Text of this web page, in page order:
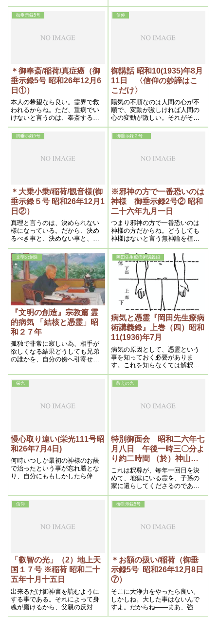
それをやめて呉れ。」と言ふの
である。私は謝罪し今後を誓約
したので、霊は喜んで感謝し去
となったのである。そうして昔
ている。祖霊がなにか知らせる
場合、よく狐が代わりになって
言う。そういう場合本当のこと
の性格である。しかしそれを一
く、変な話は狐と思えばいい。
御垂示録5号
＊御奉斎/稲荷/真症癌（御
垂示録5号 昭和26年12月6
日①）
本人の希望なら良い。霊界で救
われるからね。ただ、重病でい
けないと言うのは、奉斎すると
治ると言う、治る為に奉斎する
と言うのは、いけないんです。
今の場合は本人が、信仰に対す
救うと言う意味で、早くやった
信仰
御講話 昭和10(1935)年8月
11日 〈信仰の妙諦はこ
こだけ〉
陽気の不順なのは人間の心が不
順で、変動が激しければ人間の
心の変動が激しい。それがそっ
くりそのまま天気に出る。人の
悪口を言ったり、悪いことを言
ったりすると霊界が曇る。ある
らぬ一つの法則ができている。
れる。もしそれが浄化されなか
ったら、ある程度まで人間は弱
る。従って人類は栄えない。衰
亡する
御垂示録5号
＊大乗小乗/稲荷/観音様(御
垂示録５号 昭和26年12月1
日②）
真理と言うのは、決められない
様になっている。だから、決め
るべき事と、決めない事と、区
別しなければならない。決める
事も、永遠に決める、時間的に
決める、刹那的に決める――と
ね。
御垂示録２号
※邪神の方で一番恐いのは
神様 御垂示録2号② 昭和
二十六年九月一日
つまり邪神の方で一番恐いのは
神様の方だからね。どうしても
神様はないと言う無神論を植え
付けるのが一番の目的なんで
す。そこで、無神論と言うもの
を人類に――一生懸命に植え付
ける為に二千年もかかつている
んです。つまり物質ですね。病
気を治せると言う処を見せ様と
思つたんです
文明の創造
『文明の創造』宗教篇 霊
的病気 「結核と憑霊」昭
和２７年
孤独で非常に寂しい為、相手が
欲しくなる結果どうしても兄弟
の誰かを、自分の傍へ引寄せよ
自分と同様結核となって死ぬの
は分っているから、そうするの
がある。それは祀り方が悪いと
された者は。勿論結核と同様に
なる
岡田先生療病術講義録
病気と憑霊『岡田先生療病
術講義録』上巻（四）昭和
11(1936)年7月
病気の原因として、憑霊という
事を知っておく必要がありま
す。これを知らなくては解釈の
つかぬ事が沢山出来て来ます。
多くの場合、憑霊的病原は軽視
出来ないものがあります。しか
覚」を持たなくてはならな
栄光
慢心取り違い(栄光111号昭
和26年7月4日)
何時いつしか最初の神様のお蔭
で治ったという事が忘れ勝とな
り、自分にももしかしたら偉い
であって、この時が最も危険期
であるから、大いに警戒しなけ
方が逆になるからである、なぜ
かと言えば、私が常に注意する
間力であるから、人間力を抜く
程いい訳である、この理によっ
て慢心するとどうも人間力が加
わりたがる、何よりもそうなる
と浄霊の効き目が薄くなる
教えの光
特別御面会 昭和二六年七
月八日 午後一時三〇分よ
り約二時間 （於）神山
荘 上の間 ※その2
これは釈尊が、毎年一回日を決
めて、地獄にいる霊を、子孫の
家に還らしてくださるのであ
る。
信仰
「叡智の光」（2）地上天
国１７号 ※稲荷 昭和二十
五年十月十五日
出来るだけ御神書を読むように
する事である。それによって身
魂が磨けるから、父親の反対も
段々薄らぎ、再び信仰を取戻す
御垂示録5号
＊お額の扱い/稲荷（御垂
示録5号 昭和26年12月8日
⑦）
そこに大浄力をやったら良い。
しかしね。大した事はないんで
すよ。だからね――まあ、強い
て場所を決める場合にはそうす